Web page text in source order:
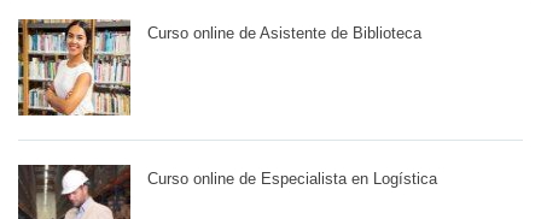
Curso online de Asistente de Biblioteca
Curso online de Especialista en Logística